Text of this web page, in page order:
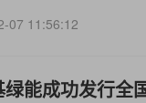
07 11:56:12
能成功发行全